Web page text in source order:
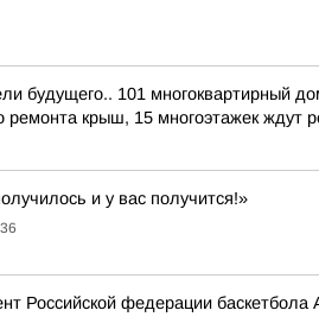
будущего.. 101 многоквартирный
ремонта крыш, 15 многоэтажек ждут
и у вас получится!»
Российской федерации